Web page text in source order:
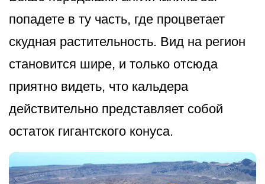
попадете в ту часть, где процветает
скудная растительность. Вид на регион
становится шире, и только отсюда
приятно видеть, что кальдера
действительно представляет собой
остаток гигантского конуса.